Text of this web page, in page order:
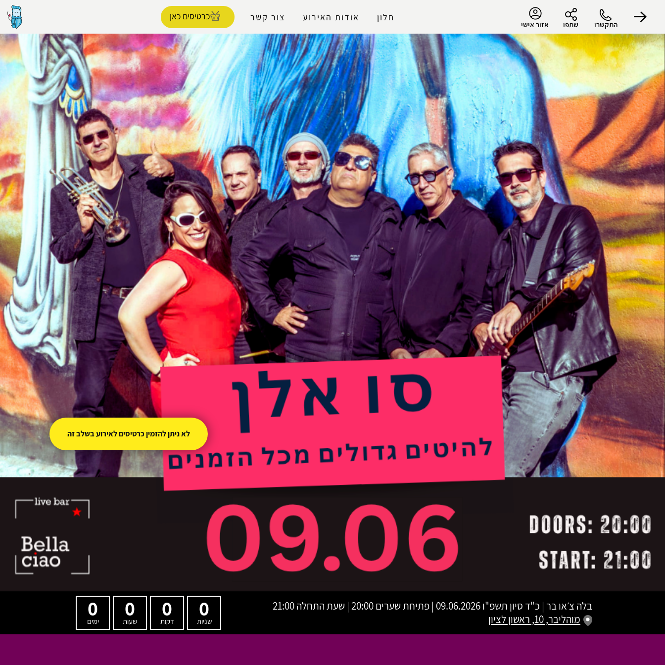
התקשרו שתפו אזור אישי
חלון אודות האירוע צור קשר כרטיסים כאן
הפרופיל שלי
התנתק
בלה צ׳או בר | כ"ד סיון תשפ"ו09.06.2026 | פתיחת שערים 20:00 | שעת התחלה 21:00
מוהליבר, 10, ראשון לציון
0
שניות
0
דקות
0
שעות
0
ימים
לא ניתן להזמין כרטיסים לאירוע בשלב זה